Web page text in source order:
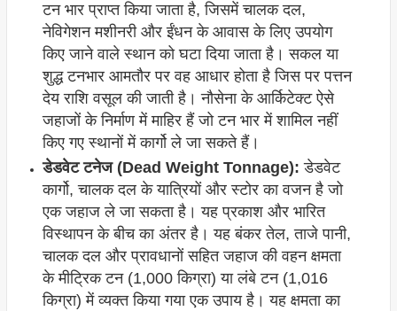
टन भार प्राप्त किया जाता है, जिसमें चालक दल,
नेविगेशन मशीनरी और ईंधन के आवास के लिए उपयोग
किए जाने वाले स्थान को घटा दिया जाता है। सकल या
शुद्ध टनभार आमतौर पर वह आधार होता है जिस पर पत्तन
देय राशि वसूल की जाती है। नौसेना के आर्किटेक्ट ऐसे
जहाजों के निर्माण में माहिर हैं जो टन भार में शामिल नहीं
किए गए स्थानों में कार्गो ले जा सकते हैं।
डेडवेट टनेज (Dead Weight Tonnage): डेडवेट
कार्गो, चालक दल के यात्रियों और स्टोर का वजन है जो
एक जहाज ले जा सकता है। यह प्रकाश और भारित
विस्थापन के बीच का अंतर है। यह बंकर तेल, ताजे पानी,
चालक दल और प्रावधानों सहित जहाज की वहन क्षमता
के मीट्रिक टन (1,000 किग्रा) या लंबे टन (1,016
किग्रा) में व्यक्त किया गया एक उपाय है। यह क्षमता का